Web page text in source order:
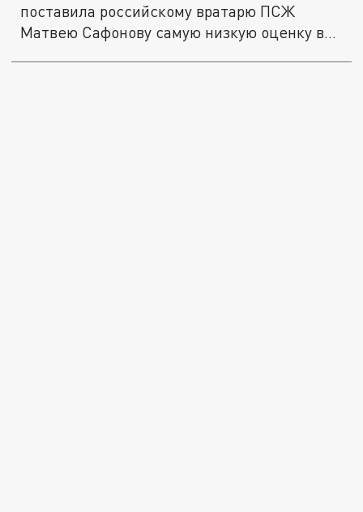
поставила российскому вратарю ПСЖ
Матвею Сафонову самую низкую оценку в...